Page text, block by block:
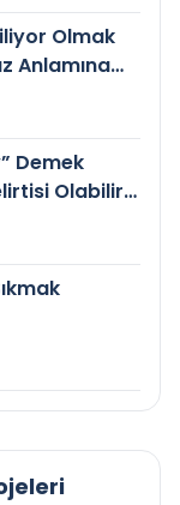
Olmak
Anlamına
Demek
Olabilir